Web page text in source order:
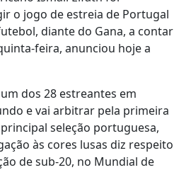
o jogo de estreia de Portugal
diante do Gana, a contar
feira, anunciou hoje a
dos 28 estreantes em
e vai arbitrar pela primeira
seleção portuguesa,
às cores lusas diz respeito
de sub-20, no Mundial de